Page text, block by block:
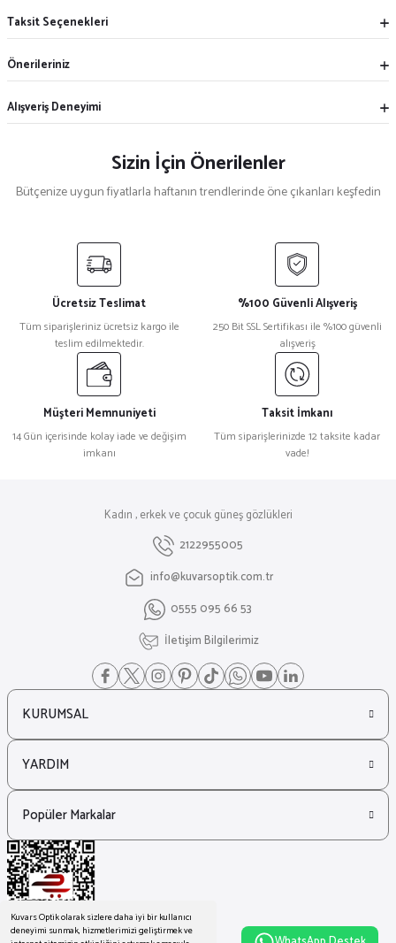
Kuvars Optik olarak sizlere daha iyi bir kullanıcı
deneyimi sunmak, hizmetlerimizi geliştirmek ve
Taksit Seçenekleri
Önerileriniz
Alışveriş Deneyimi
Sizin İçin Önerilenler
Bütçenize uygun fiyatlarla haftanın trendlerinde öne çıkanları keşfedin
Gucci Gg0610Sk Kare Siyah Unisex Güneş Gözlüğü
₺ 40.986
Hugo Boss 1760/G/S Siyah Kare Erkek Güneş Gözlüğü
Ücretsiz Teslimat
Tüm siparişleriniz ücretsiz kargo ile
teslim edilmektedir.
%100 Güvenli Alışveriş
250 Bit SSL Sertifikası ile %100 güvenli
alışveriş
Müşteri Memnuniyeti
14 Gün içerisinde kolay iade ve değişim
imkanı
Taksit İmkanı
Tüm siparişlerinizde 12 taksite kadar
vade!
Kadın , erkek ve çocuk güneş gözlükleri
2122955005
info@kuvarsoptik.com.tr
0555 095 66 53
İletişim Bilgilerimiz
KURUMSAL
YARDIM
Popüler Markalar